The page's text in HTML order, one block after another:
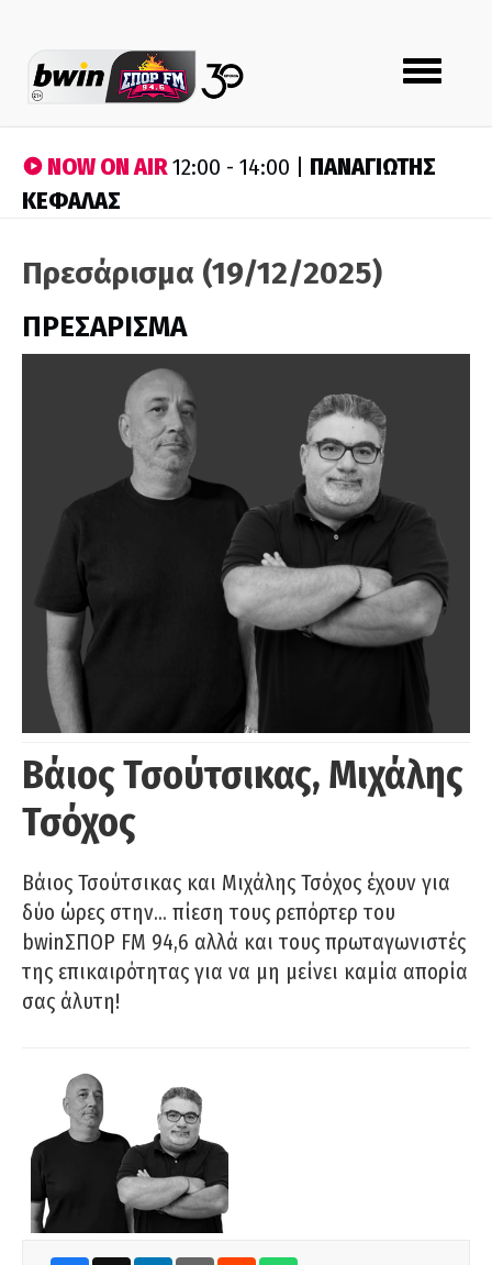
Toggle
navigation
NOW ON AIR12:00 - 14:00 | ΠΑΝΑΓΙΩΤΗΣ
ΚΕΦΑΛΑΣ
Πρεσάρισμα (19/12/2025)
ΠΡΕΣΑΡΙΣΜΑ
Βάιος Τσούτσικας, Μιχάλης
Τσόχος
Βάιος Τσούτσικας και Μιχάλης Τσόχος έχουν για
δύο ώρες στην… πίεση τους ρεπόρτερ του
bwinΣΠΟΡ FM 94,6 αλλά και τους πρωταγωνιστές
της επικαιρότητας για να μη μείνει καμία απορία
σας άλυτη!